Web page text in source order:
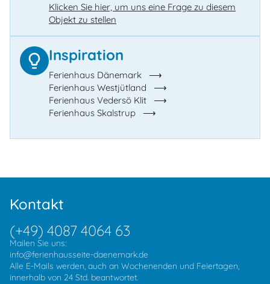
Klicken Sie hier, um uns eine Frage zu diesem
Objekt zu stellen
Inspiration
Ferienhaus Dänemark
Ferienhaus Westjütland
Ferienhaus Vedersö Klit
Ferienhaus Skalstrup
Kontakt
(+49) 4087 4064 63
Mailen Sie uns:
info@ferienhausseite-daenemark.de
Alle E-Mails werden, auch an Wochenenden und Feiertagen,
innerhalb von 24 Std. beantwortet.